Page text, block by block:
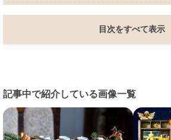
目次をすべて表示
記事中で紹介している画像一覧